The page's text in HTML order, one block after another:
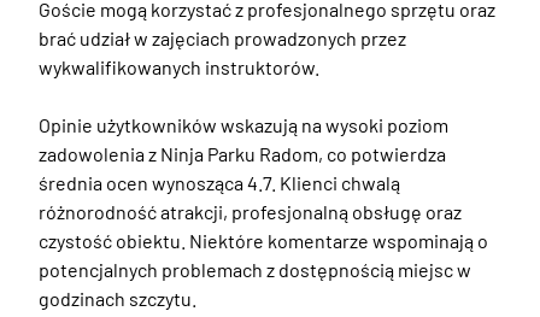
Goście mogą korzystać z profesjonalnego sprzętu oraz
brać udział w zajęciach prowadzonych przez
wykwalifikowanych instruktorów.
Opinie użytkowników wskazują na wysoki poziom
zadowolenia z Ninja Parku Radom, co potwierdza
średnia ocen wynosząca 4.7. Klienci chwalą
różnorodność atrakcji, profesjonalną obsługę oraz
czystość obiektu. Niektóre komentarze wspominają o
potencjalnych problemach z dostępnością miejsc w
godzinach szczytu.